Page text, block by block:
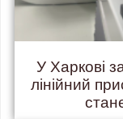
У Харкові
лінійний